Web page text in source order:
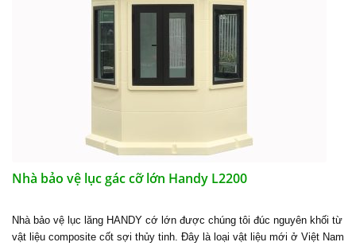
Nhà bảo vệ lục gác cỡ lớn Handy L2200
Nhà bảo vệ lục lăng HANDY cớ lớn được chúng tôi đúc nguyên khối từ
vật liệu composite cốt sợi thủy tinh. Đây là loại vật liệu mới ở Việt Nam